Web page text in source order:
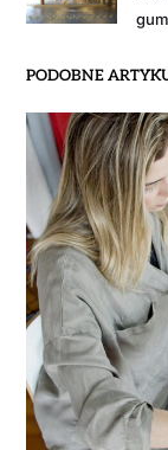
PODOBNE